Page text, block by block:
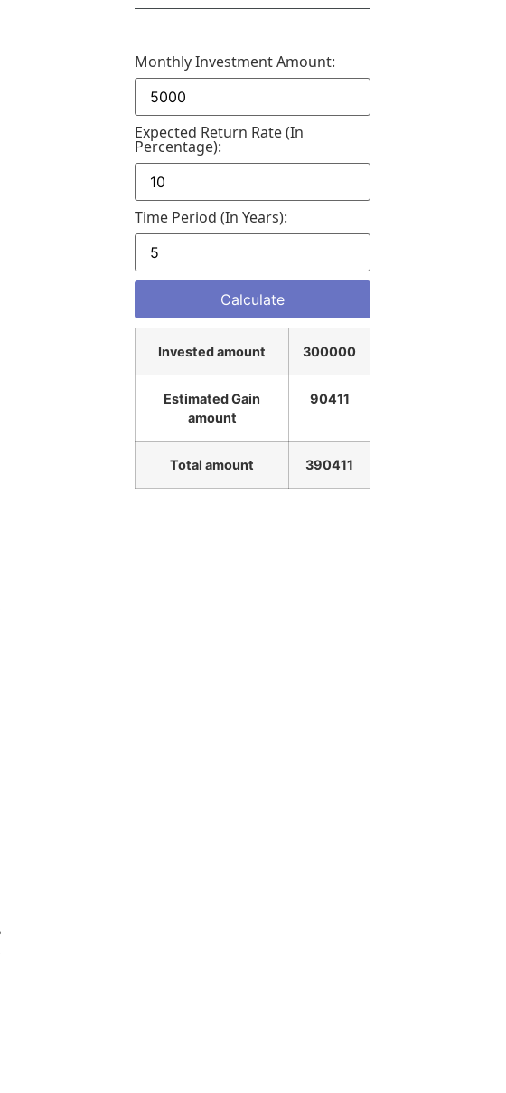
Monthly Investment Amount:
Expected Return Rate (in
Percentage):
Time Period (in Years):
Invested amount 300000
Estimated Gain
amount
90411
Total amount 390411